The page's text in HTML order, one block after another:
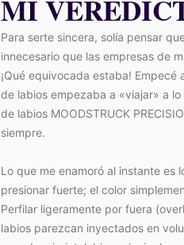
MI
Para serte sincera, solía pensar
innecesario que las empresas de
¡Qué equivocada estaba!
de labios empezaba a «viajar» a
de labios MOODSTRUCK
siempre.
Lo que me enamoró al instante es
presionar fuerte; el color
Perfilar ligeramente por fuera
labios parezcan inyectados en